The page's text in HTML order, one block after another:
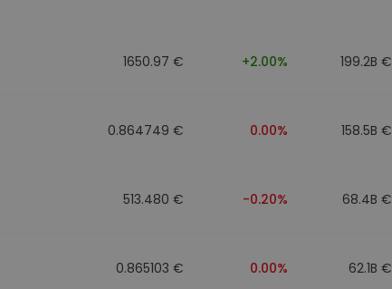
1650.97 € +2.00% 199.2B €
0.864749 € 0.00% 158.5B €
513.480 € -0.20% 68.4B €
0.865103 € 0.00% 62.1B €